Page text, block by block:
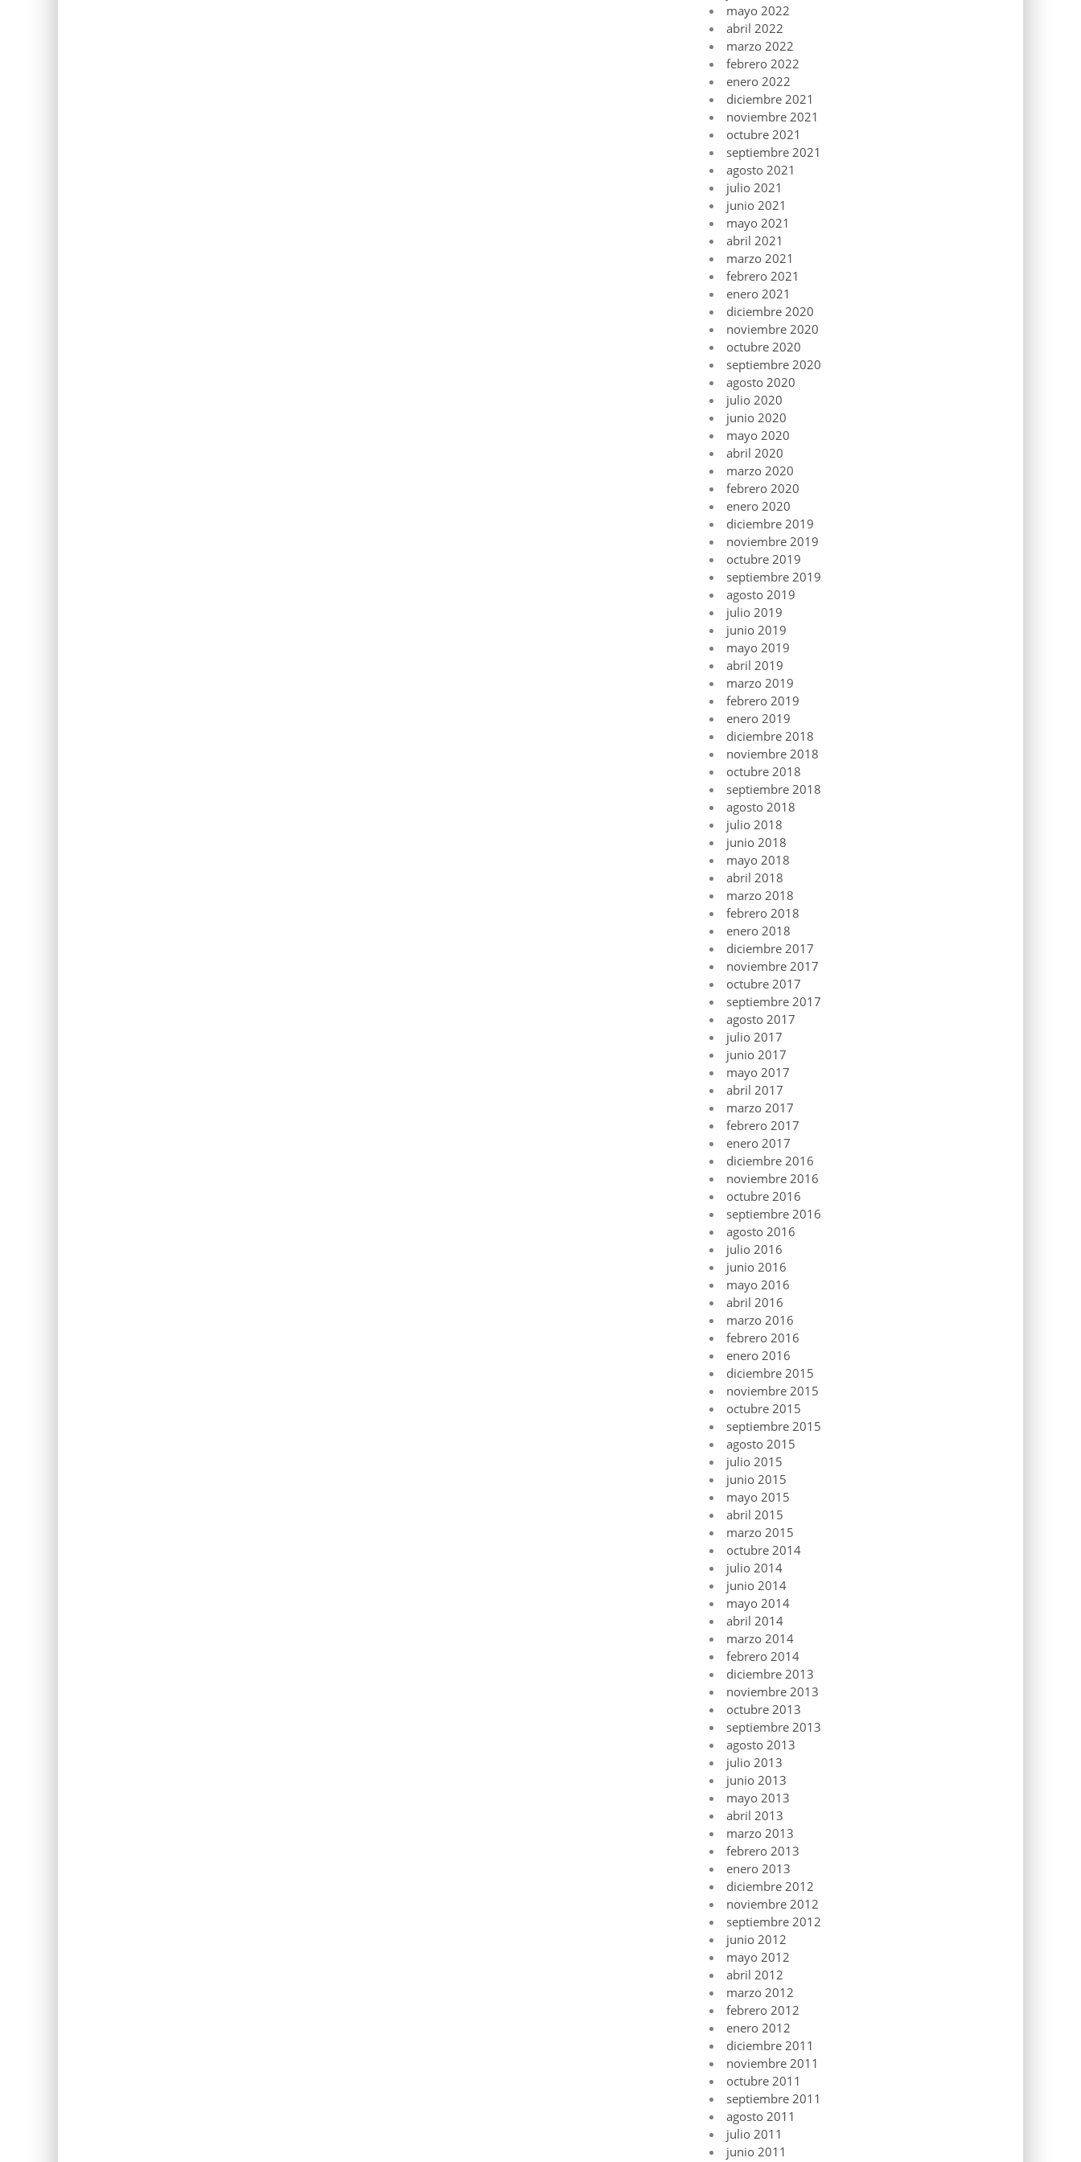
mayo 2022
abril 2022
marzo 2022
febrero 2022
enero 2022
diciembre 2021
noviembre 2021
octubre 2021
septiembre 2021
agosto 2021
julio 2021
junio 2021
mayo 2021
abril 2021
marzo 2021
febrero 2021
enero 2021
diciembre 2020
noviembre 2020
octubre 2020
septiembre 2020
agosto 2020
julio 2020
junio 2020
mayo 2020
abril 2020
marzo 2020
febrero 2020
enero 2020
diciembre 2019
noviembre 2019
octubre 2019
septiembre 2019
agosto 2019
julio 2019
junio 2019
mayo 2019
abril 2019
marzo 2019
febrero 2019
enero 2019
diciembre 2018
noviembre 2018
octubre 2018
septiembre 2018
agosto 2018
julio 2018
junio 2018
mayo 2018
abril 2018
marzo 2018
febrero 2018
enero 2018
diciembre 2017
noviembre 2017
octubre 2017
septiembre 2017
agosto 2017
julio 2017
junio 2017
mayo 2017
abril 2017
marzo 2017
febrero 2017
enero 2017
diciembre 2016
noviembre 2016
octubre 2016
septiembre 2016
agosto 2016
julio 2016
junio 2016
mayo 2016
abril 2016
marzo 2016
febrero 2016
enero 2016
diciembre 2015
noviembre 2015
octubre 2015
septiembre 2015
agosto 2015
julio 2015
junio 2015
mayo 2015
abril 2015
marzo 2015
octubre 2014
julio 2014
junio 2014
mayo 2014
abril 2014
marzo 2014
febrero 2014
diciembre 2013
noviembre 2013
octubre 2013
septiembre 2013
agosto 2013
julio 2013
junio 2013
mayo 2013
abril 2013
marzo 2013
febrero 2013
enero 2013
diciembre 2012
noviembre 2012
septiembre 2012
junio 2012
mayo 2012
abril 2012
marzo 2012
febrero 2012
enero 2012
diciembre 2011
noviembre 2011
octubre 2011
septiembre 2011
agosto 2011
julio 2011
junio 2011